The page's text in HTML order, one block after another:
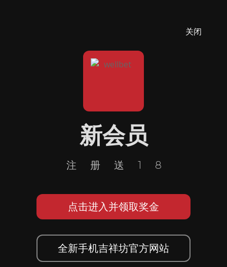
关闭
新会员
注册送18
点击进入并领取奖金
全新手机吉祥坊官方网站